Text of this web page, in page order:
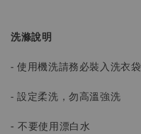
洗滌說明
- 使用機洗請務必裝入洗衣袋
- 設定柔洗，勿高溫強洗
-不要使用漂白水